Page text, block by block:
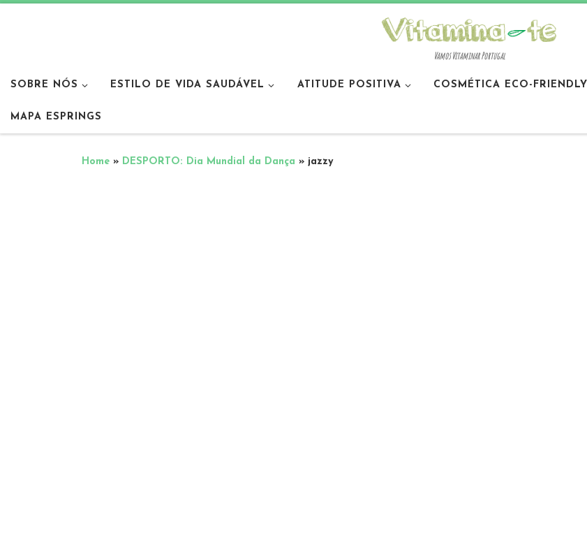
Vamos Vitaminar Portugal
SOBRE NÓS ESTILO DE VIDA SAUDÁVEL ATITUDE POSITIVA COSMÉTICA ECO-FRIENDLY
MAPA ESPRINGS
Home » DESPORTO: Dia Mundial da Dança » jazzy